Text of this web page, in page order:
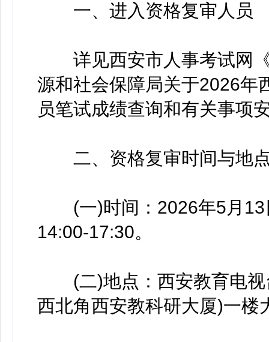
一、进入资格复审人员
详见西安市人事考试网《
源和社会保障局关于2026年
员笔试成绩查询和有关事项
二、资格复审时间与地
(一)时间：2026年5月13
14:00-17:30。
(二)地点：西安教育电视
西北角西安教科研大厦)一楼